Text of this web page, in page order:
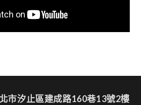
市汐止區建成路160巷13號2樓